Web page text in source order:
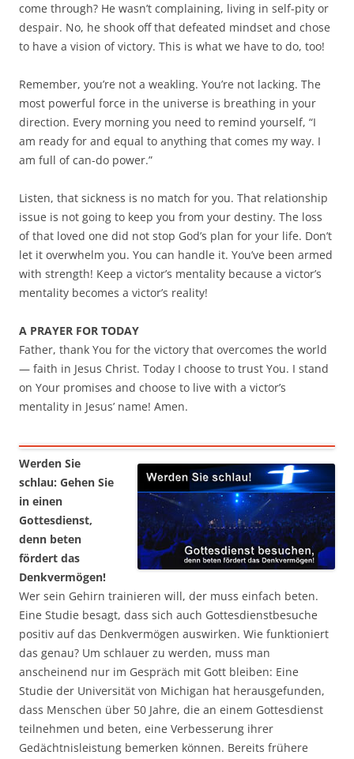
come through? He wasn’t complaining, living in self-pity or
despair. No, he shook off that defeated mindset and chose
to have a vision of victory. This is what we have to do, too!
Remember, you’re not a weakling. You’re not lacking. The
most powerful force in the universe is breathing in your
direction. Every morning you need to remind yourself, “I
am ready for and equal to anything that comes my way. I
am full of can-do power.”
Listen, that sickness is no match for you. That relationship
issue is not going to keep you from your destiny. The loss
of that loved one did not stop God’s plan for your life. Don’t
let it overwhelm you. You can handle it. You’ve been armed
with strength! Keep a victor’s mentality because a victor’s
mentality becomes a victor’s reality!
A PRAYER FOR TODAY
Father, thank You for the victory that overcomes the world
— faith in Jesus Christ. Today I choose to trust You. I stand
on Your promises and choose to live with a victor’s
mentality in Jesus’ name! Amen.
Werden Sie
schlau: Gehen Sie
in einen
Gottesdienst,
denn beten
fördert das
Denkvermögen!
Wer sein Gehirn trainieren will, der muss einfach beten.
Eine Studie besagt, dass sich auch Gottesdienstbesuche
positiv auf das Denkvermögen auswirken. Wie funktioniert
das genau? Um schlauer zu werden, muss man
anscheinend nur im Gespräch mit Gott bleiben: Eine
Studie der Universität von Michigan hat herausgefunden,
dass Menschen über 50 Jahre, die an einem Gottesdienst
teilnehmen und beten, eine Verbesserung ihrer
Gedächtnisleistung bemerken können. Bereits frühere